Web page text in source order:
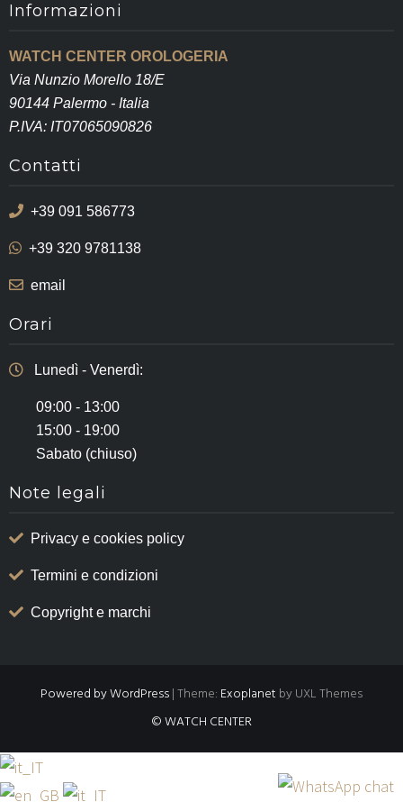
Informazioni
WATCH CENTER OROLOGERIA
Via Nunzio Morello 18/E
90144 Palermo - Italia
P.IVA: IT07065090826
Contatti
+39 091 586773
+39 320 9781138
email
Orari
Lunedì - Venerdì:
09:00 - 13:00
15:00 - 19:00
Sabato (chiuso)
Note legali
Privacy e cookies policy
Termini e condizioni
Copyright e marchi
Powered by WordPress|Theme: Exoplanet by UXL Themes
© WATCH CENTER